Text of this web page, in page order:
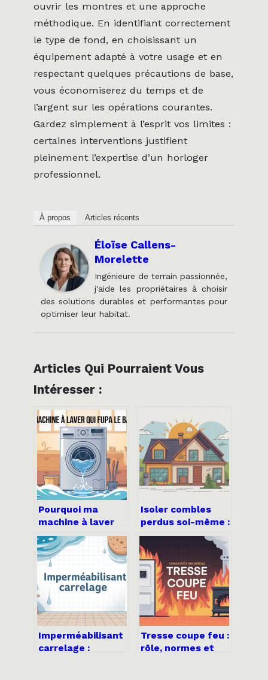
ouvrir les montres et une approche
méthodique. En identifiant correctement
le type de fond, en choisissant un
équipement adapté à votre usage et en
respectant quelques précautions de base,
vous économiserez du temps et de
l’argent sur les opérations courantes.
Gardez simplement à l’esprit vos limites :
certaines interventions justifient
pleinement l’expertise d’un horloger
professionnel.
À propos Articles récents
Éloïse Callens-
Morelette
Ingénieure de terrain passionnée,
j'aide les propriétaires à choisir
des solutions durables et performantes pour
optimiser leur habitat.
Articles Qui Pourraient Vous
Intéresser :
Pourquoi ma
machine à laver
fuit par le bas :
causes, solutions
et prévention
Isoler combles
perdus soi-même :
méthode, erreurs
à éviter, budget
Imperméabilisant
carrelage :
Tresse coupe feu :
rôle, normes et